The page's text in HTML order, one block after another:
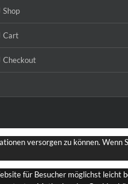
Shop
Cart
Checkout
versorgen zu können. Wenn
für Besucher möglichst leicht